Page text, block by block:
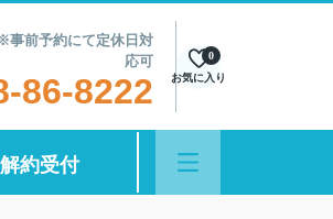
前予約にて定休日対
応可
86-8222 お気に入り
0
解約受付